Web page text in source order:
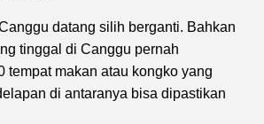
datang silih berganti. Bahkan
tinggal di Canggu pernah
tempat makan atau kongko yang
di antaranya bisa dipastikan